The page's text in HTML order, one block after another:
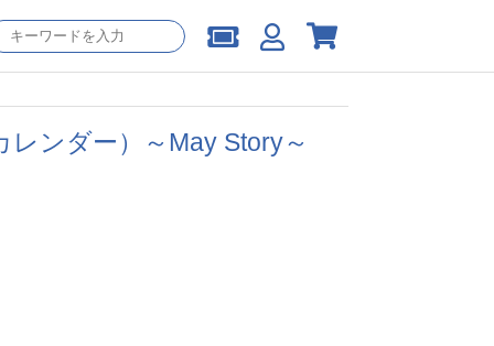
ンダー）～May Story～